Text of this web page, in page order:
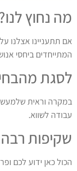
מה נחוץ
אם תתעניינו אצלנו
המתייחדים ביחסי
לסגת
במקרה וראית
עבודה לשווא.
שקיפות
הכול כאן ידוע לכם